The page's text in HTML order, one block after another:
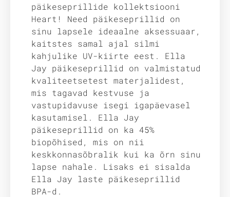
päikeseprillide kollektsiooni
Heart! Need päikeseprillid on
sinu lapsele ideaalne aksessuaar,
kaitstes samal ajal silmi
kahjulike UV-kiirte eest. Ella
Jay päikeseprillid on valmistatud
kvaliteetsetest materjalidest,
mis tagavad kestvuse ja
vastupidavuse isegi igapäevasel
kasutamisel. Ella Jay
päikeseprillid on ka 45%
biopõhised, mis on nii
keskkonnasõbralik kui ka õrn sinu
lapse nahale. Lisaks ei sisalda
Ella Jay laste päikeseprillid
BPA-d.